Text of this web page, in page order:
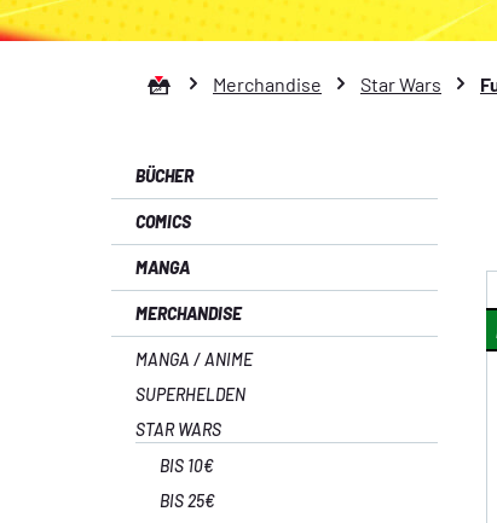
Zur Startseite gehen
Merchandise Star Wars
BÜCHER
COMICS
MANGA
MERCHANDISE
MANGA / ANIME
SUPERHELDEN
STAR WARS
BIS 10€
BIS 25€